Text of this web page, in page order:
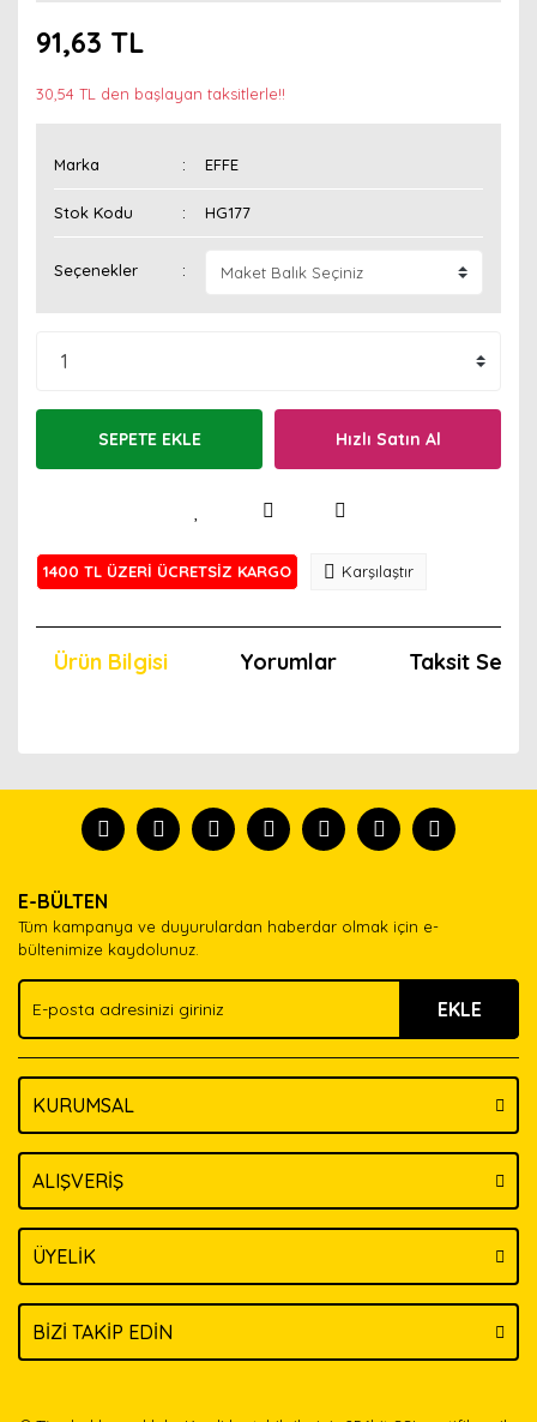
91,63 TL
30,54 TL den başlayan taksitlerle!!
Marka EFFE
Stok Kodu HG177
Seçenekler
SEPETE EKLE Hızlı Satın Al
1400 TL ÜZERİ ÜCRETSİZ KARGO Karşılaştır
Ürün Bilgisi Yorumlar Taksit
tanısın.
formunu kullanarak tarafımıza iletebilirsiniz.
Görüş ve önerileriniz için teşekkür ederiz.
Ürün açıklamasında eksik bilgiler bulunuyor.
Ürün bilgilerinde hatalar bulunuyor.
Ürün fiyatı diğer sitelerden daha pahalı.
Bu ürüne benzer farklı alternatifler olmalı.
E-BÜLTEN
Tüm kampanya ve duyurulardan haberdar olmak için e-
bültenimize kaydolunuz.
EKLE
KURUMSAL
ALIŞVERİŞ
ÜYELİK
BİZİ TAKİP EDİN